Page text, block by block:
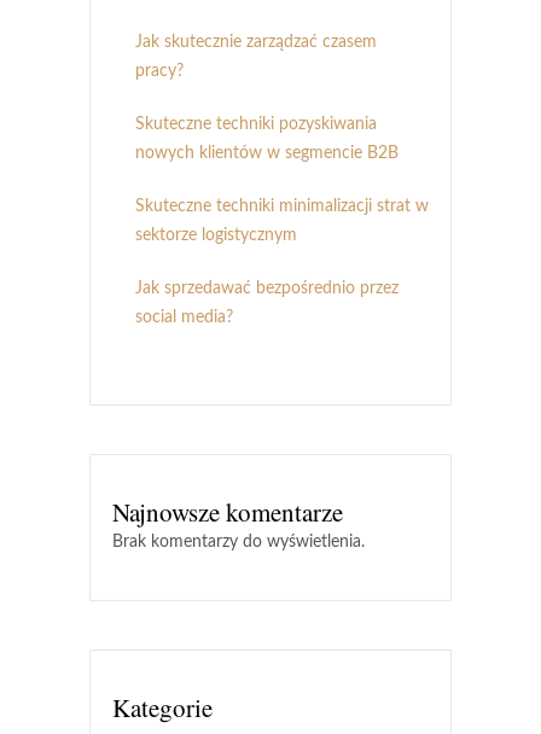
Jak skutecznie zarządzać czasem
pracy?
Skuteczne techniki pozyskiwania
nowych klientów w segmencie B2B
Skuteczne techniki minimalizacji strat w
sektorze logistycznym
Jak sprzedawać bezpośrednio przez
social media?
Najnowsze komentarze
Brak komentarzy do wyświetlenia.
Kategorie